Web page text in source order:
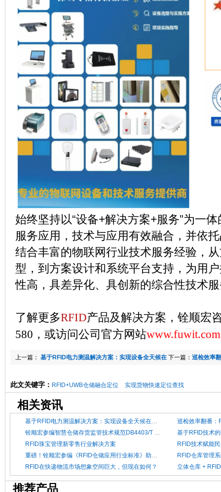
始终坚持以“设备+解决方案+服务”为一
服务应用，技术与应用有效融合，并依
结合丰富的物联网行业技术服务经验，
型，到方案设计和系统平台支持，为用
性高，具差异化、具创新的综合性技术
了解更多RFID产品及解决方案，铨顺宏
580，或访问公司官方网站
下一篇： 巡检效率
上一篇： 基于RFID电力测温解决方案：实现设备全天候在
此文关键字： RFID+UWB仓储融合定位 实现货物快速定位查找
相关资讯
基于RFID电力测温解决方案：实现设备全天候在线监控
铨顺宏参编智慧仓储存货监管技术规范DB4403/T 610—2025
基于RFID技术
RFID珠宝管理新零售行业解决方案
RFID技术赋能
重磅！铨顺宏参编《RFID仓储应用行业标准》助力仓储智能化管理升级
RFID在快递物流市场想象空间巨大，但现在如何？
推荐产品